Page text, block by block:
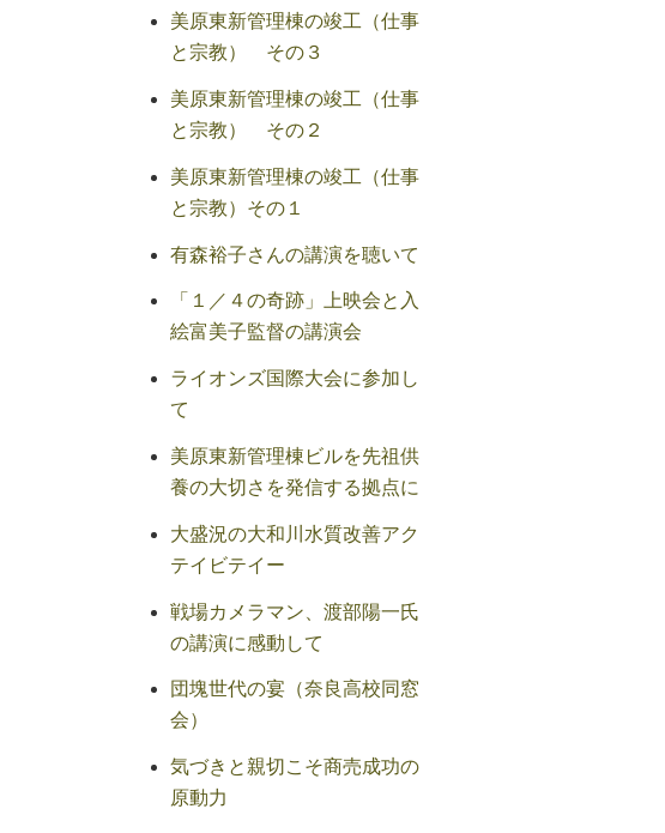
美原東新管理棟の竣工（仕事
と宗教） その３
美原東新管理棟の竣工（仕事
と宗教） その２
美原東新管理棟の竣工（仕事
と宗教）その１
有森裕子さんの講演を聴いて
「１／４の奇跡」上映会と入
絵富美子監督の講演会
ライオンズ国際大会に参加し
て
美原東新管理棟ビルを先祖供
養の大切さを発信する拠点に
大盛況の大和川水質改善アク
テイビテイー
戦場カメラマン、渡部陽一氏
の講演に感動して
団塊世代の宴（奈良高校同窓
会）
気づきと親切こそ商売成功の
原動力